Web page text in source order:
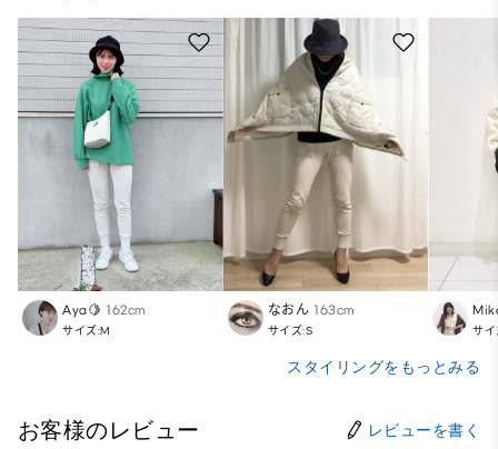
Aya🍋 162cm
サイズ:M
なおん 163cm
サイズ:S サイ
スタイリングをもっとみる
お客様のレビュー レビューを書く